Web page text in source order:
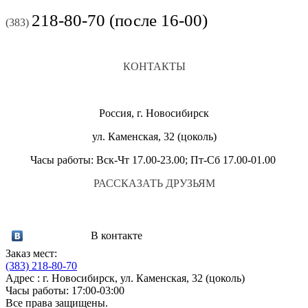
(383) 218-80-70 (после 16-00)
КОНТАКТЫ
Россия, г. Новосибирск
ул. Каменская, 32 (цоколь)
Часы работы: Вск-Чт 17.00-23.00; Пт-Сб 17.00-01.00
РАССКАЗАТЬ ДРУЗЬЯМ
В контакте
Заказ мест:
(383) 218-80-70
Адрес : г. Новосибирск, ул. Каменская, 32 (цоколь)
Часы работы: 17:00-03:00
Все права защищены.